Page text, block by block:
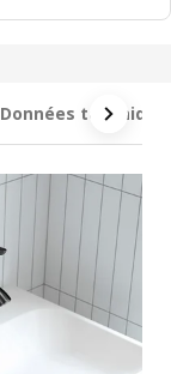
Données